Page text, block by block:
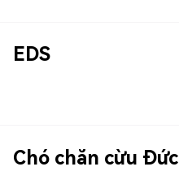
EDS
Chó chăn cừu Đức